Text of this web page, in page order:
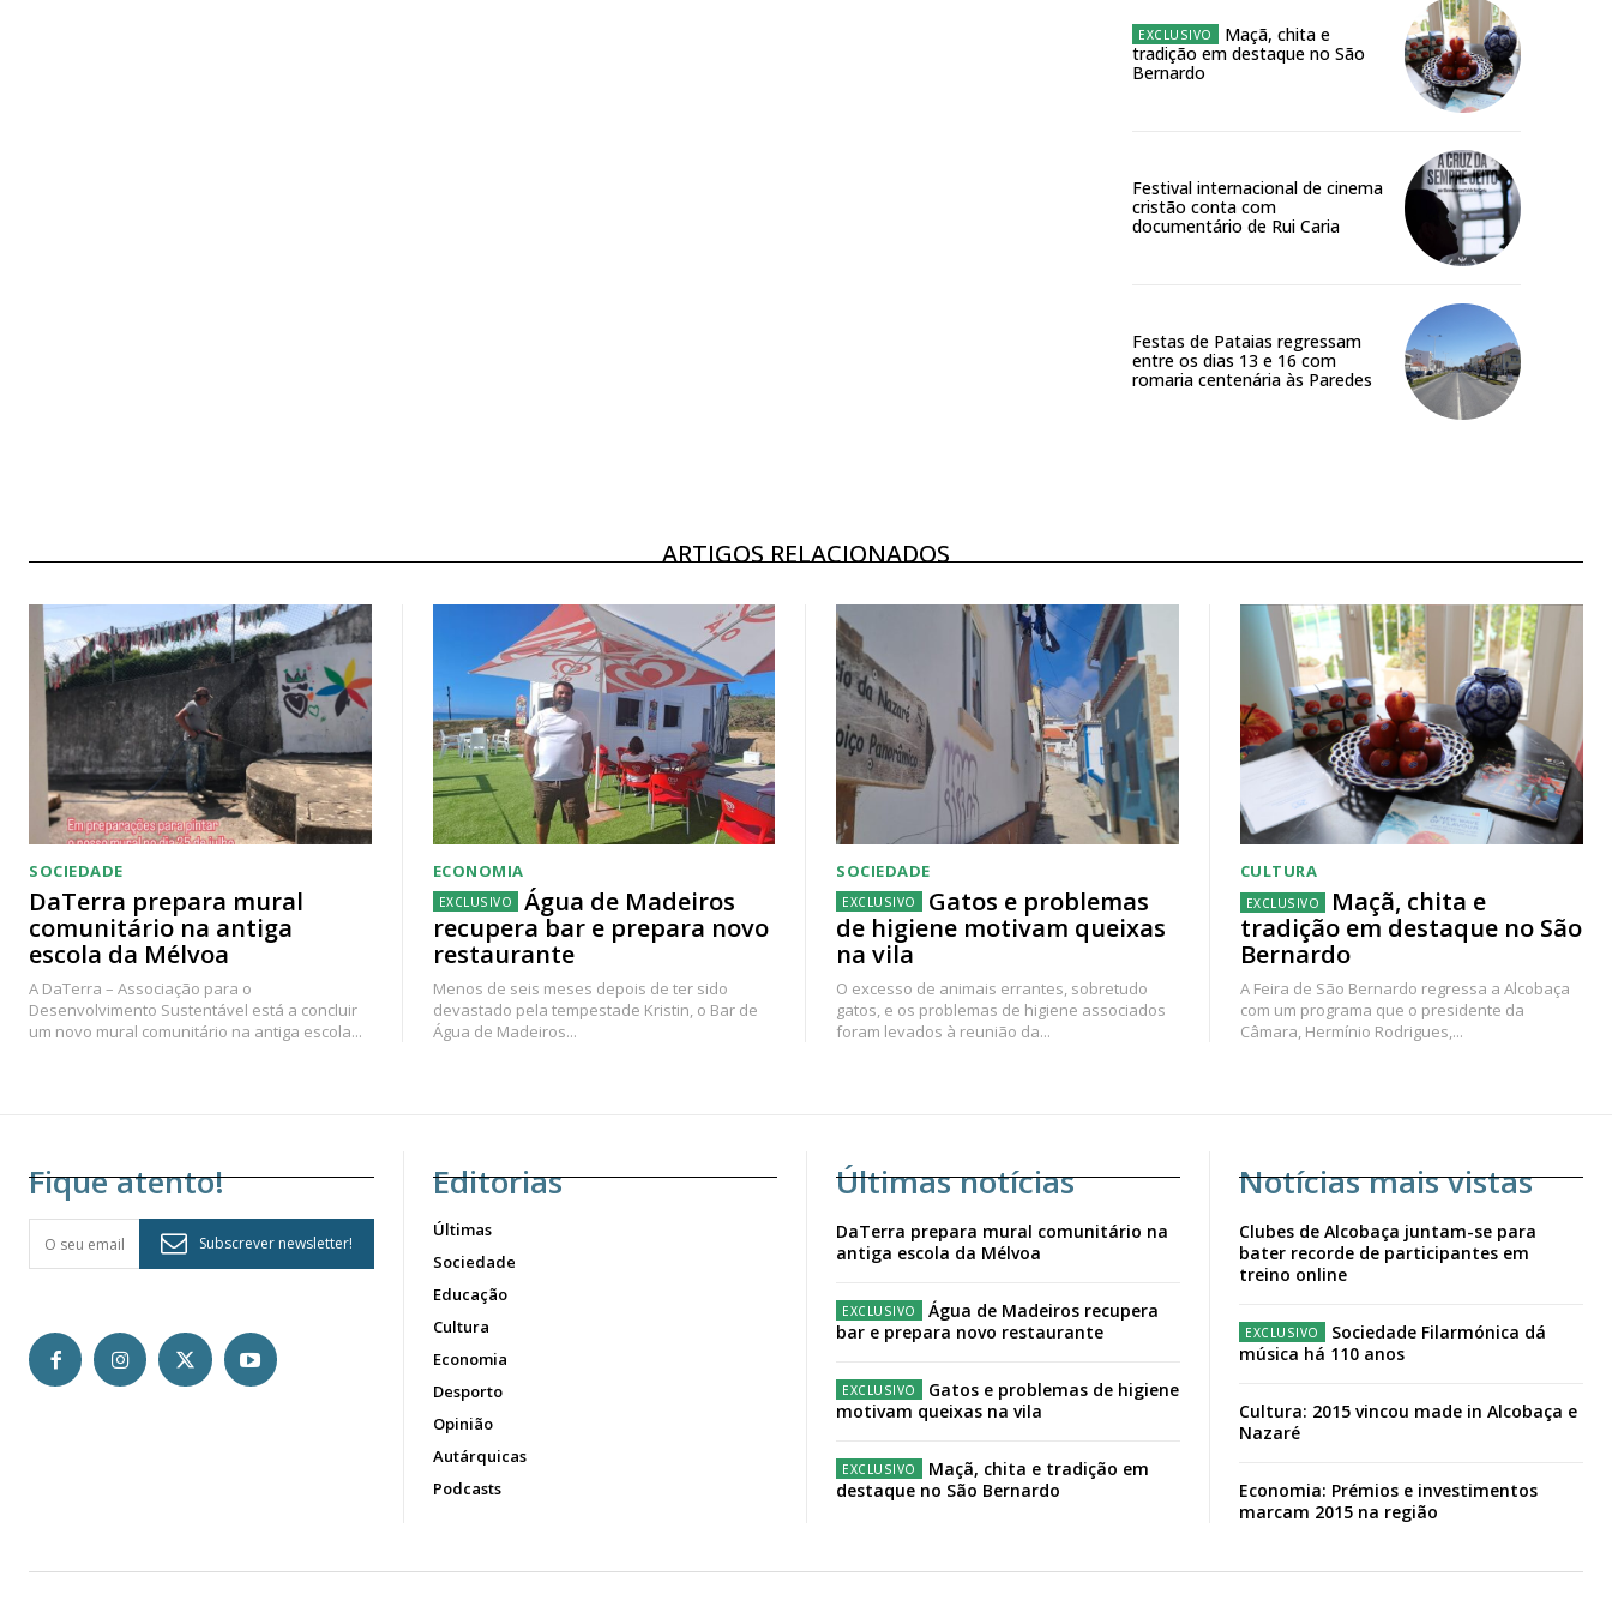
Maçã, chita e
tradição em destaque no São
Bernardo
Festival internacional de cinema
cristão conta com
documentário de Rui Caria
Festas de Pataias regressam
entre os dias 13 e 16 com
romaria centenária às Paredes
ARTIGOS RELACIONADOS
SOCIEDADE
DaTerra prepara mural
comunitário na antiga
escola da Mélvoa
A DaTerra – Associação para o
Desenvolvimento Sustentável está a concluir
um novo mural comunitário na antiga escola...
ECONOMIA
Água de Madeiros
recupera bar e prepara novo
restaurante
Menos de seis meses depois de ter sido
devastado pela tempestade Kristin, o Bar de
Água de Madeiros...
SOCIEDADE
Gatos e problemas
de higiene motivam queixas
na vila
O excesso de animais errantes, sobretudo
gatos, e os problemas de higiene associados
foram levados à reunião da...
CULTURA
Maçã, chita e
tradição em destaque no São
Bernardo
A Feira de São Bernardo regressa a Alcobaça
com um programa que o presidente da
Câmara, Hermínio Rodrigues,...
Fique atento!
Subscrever newsletter!
Editorias
Últimas
Sociedade
Educação
Cultura
Economia
Desporto
Opinião
Autárquicas
Podcasts
Últimas notícias
DaTerra prepara mural comunitário na
antiga escola da Mélvoa
Água de Madeiros recupera
bar e prepara novo restaurante
Gatos e problemas de higiene
motivam queixas na vila
Maçã, chita e tradição em
destaque no São Bernardo
Notícias mais vistas
Clubes de Alcobaça juntam-se para
bater recorde de participantes em
treino online
Sociedade Filarmónica dá
música há 110 anos
Cultura: 2015 vincou made in Alcobaça e
Nazaré
Economia: Prémios e investimentos
marcam 2015 na região